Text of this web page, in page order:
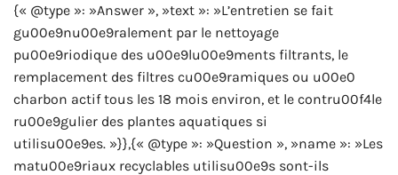
{« @type »: »Answer », »text »: »L’entretien se fait
gu00e9nu00e9ralement par le nettoyage
pu00e9riodique des u00e9lu00e9ments filtrants, le
remplacement des filtres cu00e9ramiques ou u00e0
charbon actif tous les 18 mois environ, et le contru00f4le
ru00e9gulier des plantes aquatiques si
utilisu00e9es. »}},{« @type »: »Question », »name »: »Les
matu00e9riaux recyclables utilisu00e9s sont-ils